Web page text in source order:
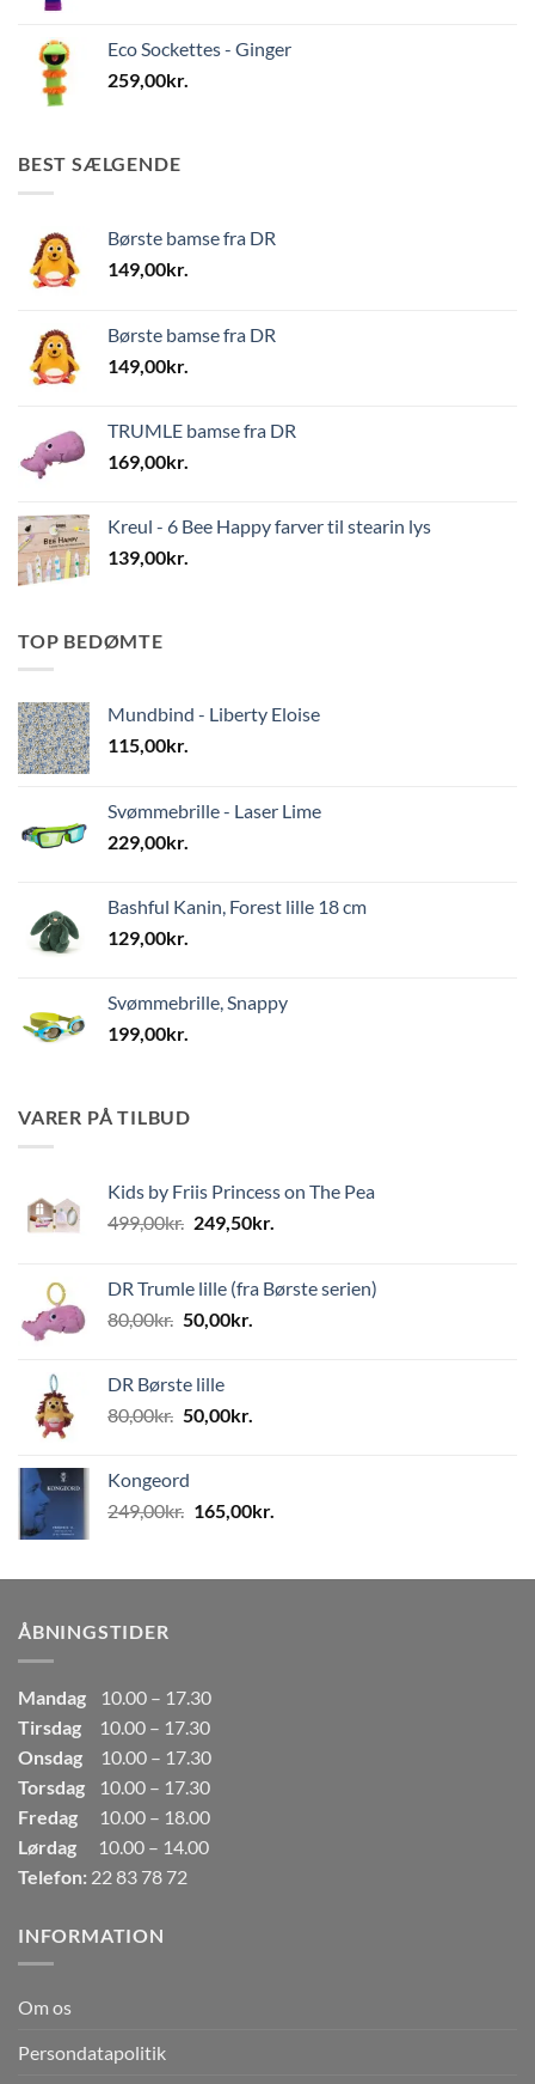
Eco Sockettes - Ginger
259,00kr.
BEST SÆLGENDE
Børste bamse fra DR
149,00kr.
Børste bamse fra DR
149,00kr.
TRUMLE bamse fra DR
169,00kr.
Kreul - 6 Bee Happy farver til stearin lys
139,00kr.
TOP BEDØMTE
Mundbind - Liberty Eloise
115,00kr.
Svømmebrille - Laser Lime
229,00kr.
Bashful Kanin, Forest lille 18 cm
129,00kr.
Svømmebrille, Snappy
199,00kr.
VARER PÅ TILBUD
Kids by Friis Princess on The Pea
499,00kr. Den
var:
499,00kr..
249,50kr.
er:
DR Trumle lille (fra Børste serien)
80,00kr. Den
var:
80,00kr..
50,00kr.
50,00kr..
DR Børste lille
80,00kr. Den
var:
80,00kr..
50,00kr.
50,00kr..
Kongeord
249,00kr. Den
var:
165,00kr.
er:
ÅBNINGSTIDER
Mandag
10.00 – 17.30
Tirsdag
10.00 – 17.30
Onsdag
10.00 – 17.30
Torsdag
10.00 – 17.30
Fredag
10.00 – 18.00
Lørdag
10.00 – 14.00
Telefon: 22 83 78 72
INFORMATION
Om os
Persondatapolitik